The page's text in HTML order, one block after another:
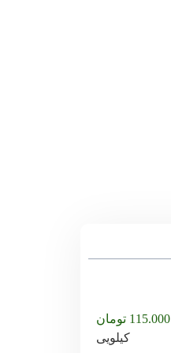
115.000 تومان
کیلویی